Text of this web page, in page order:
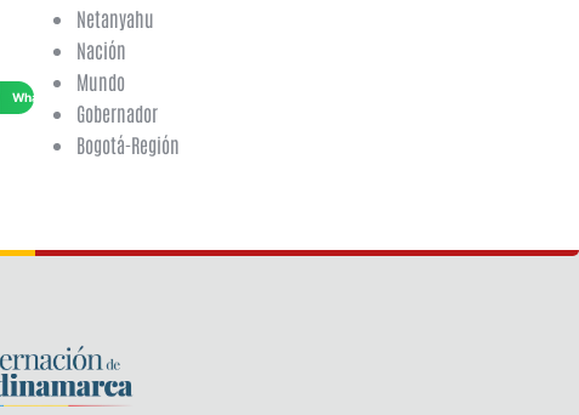
WhatsApp
Netanyahu
Nación
Mundo
Gobernador
Bogotá-Región